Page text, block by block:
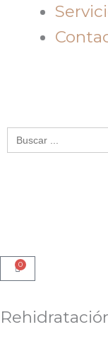
Buscar:
0
Cart